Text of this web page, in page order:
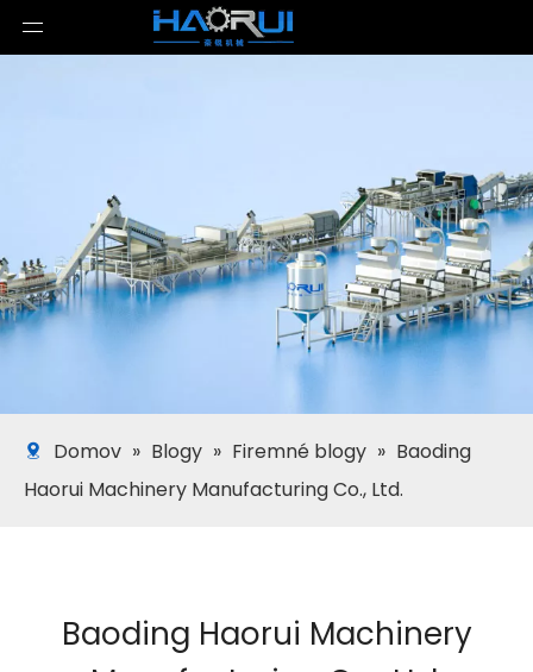
Domov » Blogy » Firemné blogy » Baoding
Haorui Machinery Manufacturing Co., Ltd.
Baoding Haorui Machinery